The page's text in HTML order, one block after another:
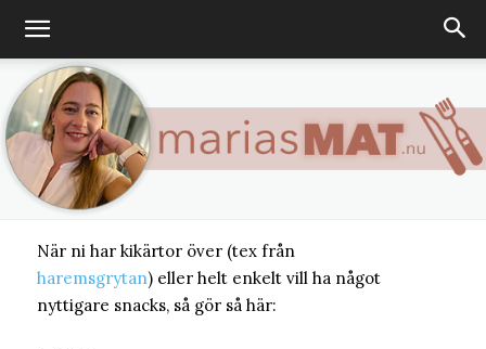
FIKA
Nyttigt snacks?
MARIA - 19 APRIL, 2016
När ni har kikärtor över (tex från
haremsgrytan) eller helt enkelt vill ha något
nyttigare snacks, så gör så här: